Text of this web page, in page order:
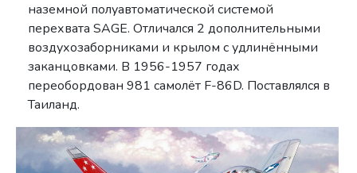
наземной полуавтоматической системой
перехвата SAGE. Отличался 2 дополнительными
воздухозаборниками и крылом с удлинёнными
заканцовками. В 1956-1957 годах
переобордован 981 самолёт F-86D. Поставлялся в
Таиланд.